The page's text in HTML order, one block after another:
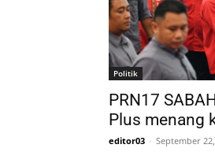
Politik
PRN17
Plus menang
editor03 - September